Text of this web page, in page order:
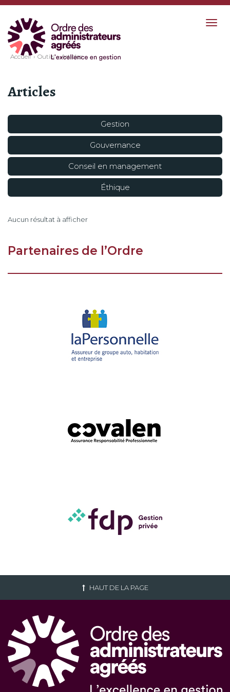
Accueil Outils Articles
Articles
Gestion
Gouvernance
Conseil en management
Éthique
Aucun résultat à afficher
Partenaires de l’Ordre
HAUT DE LA PAGE